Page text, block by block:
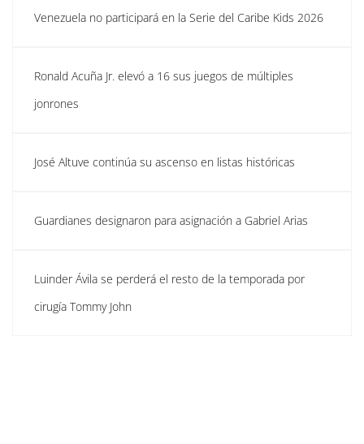
Venezuela no participará en la Serie del Caribe Kids 2026
Ronald Acuña Jr. elevó a 16 sus juegos de múltiples
jonrones
José Altuve continúa su ascenso en listas históricas
Guardianes designaron para asignación a Gabriel Arias
Luinder Ávila se perderá el resto de la temporada por
cirugía Tommy John